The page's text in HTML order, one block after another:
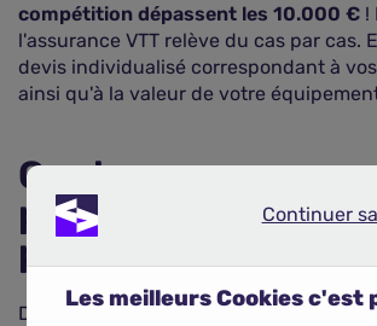
compétition dépassent les 10.000 € !
l'assurance VTT relève du cas par cas.
devis individualisé correspondant à
ainsi qu'à la valeur de votre
Quels assureurs
proposent des
pour le VTT ?
De très nombreux assureurs proposent
Continuer
Les meilleurs Cookies c'est
Continuer